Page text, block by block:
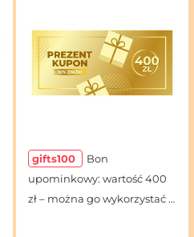
gifts100
Bon
upominkowy: wartość 400
zł – można go wykorzystać z